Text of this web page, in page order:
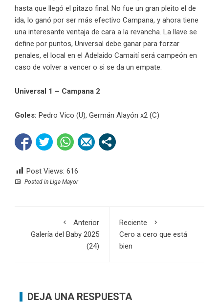
hasta que llegó el pitazo final. No fue un gran pleito el de
ida, lo ganó por ser más efectivo Campana, y ahora tiene
una interesante ventaja de cara a la revancha. La llave se
define por puntos, Universal debe ganar para forzar
penales, el local en el Adelaido Camaití será campeón en
caso de volver a vencer o si se da un empate.
Universal 1 – Campana 2
Goles: Pedro Vico (U), Germán Alayón x2 (C)
Post Views: 616
Posted in Liga Mayor
Anterior
Galería del Baby 2025
(24)
Reciente
Cero a cero que está
bien
DEJA UNA RESPUESTA